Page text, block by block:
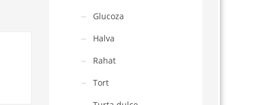
Glucoza
Halva
Rahat
Tort